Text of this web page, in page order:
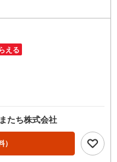
える
たち株式会社
）